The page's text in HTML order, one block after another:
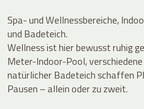
Spa- und Wellnessbereiche,
und Badeteich.
Wellness ist hier bewusst ruhig
Meter-Indoor-Pool, verschiedene
natürlicher Badeteich schaffen
Pausen – allein oder zu zweit.